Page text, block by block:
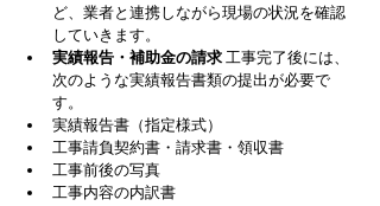
ど、業者と連携しながら現場の状況を確認
していきます。
実績報告・補助金の請求 工事完了後には、
次のような実績報告書類の提出が必要で
す。
実績報告書（指定様式）
工事請負契約書・請求書・領収書
工事前後の写真
工事内容の内訳書